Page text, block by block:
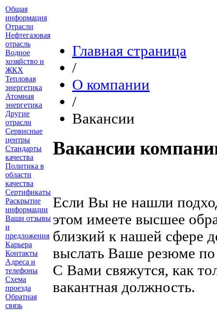
Общая
информация
Отрасли
Нефтегазовая
отрасль
Водное
хозяйство и
ЖКХ
Тепловая
энергетика
Атомная
энергетика
Другие
отрасли
Сервисные
центры
Стандарты
качества
Политика в
области
качества
Сертификаты
Раскрытие
информации
Ваши отзывы
и
предложения
Карьера
Контакты
Адреса и
телефоны
Схема
проезда
Обратная
связь
Главная страница
/
О компании
/
Вакансии
Вакансии
Если Вы не нашли
этом имеете высшее
близкий к нашей сфере
выслать Ваше резюме
С Вами свяжутся, как
вакантная должность.